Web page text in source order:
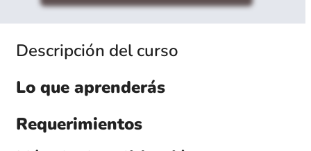
Descripción del curso
Lo que aprenderás
Requerimientos